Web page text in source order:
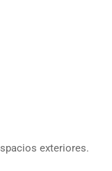
exteriores.